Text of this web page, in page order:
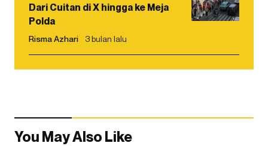
Dari Cuitan di X hingga ke Meja
Polda
Risma Azhari 3 bulan lalu
You May Also Like